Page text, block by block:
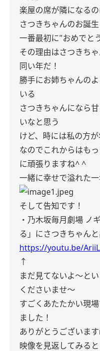
楽屋の席が隣になる
さつきちゃんのお誕生
一番最初に"おめでと
その理由はさつきち
同い年だ！
勝手にお姉ちゃんの
いる
さつきちゃんになら
いなと思う
けど、時には私の方
なのでこれからはも
に頑張りますね^ ^
一緒に幸せで溢れた
そして告知です！
・乃木坂毎月劇場 ノ
る」にさつきちゃん
https://youtu.be/
↑
まだ見てないよ〜と
くださいませ〜
すごくあたたかい現
ました！
ありがとうございま
映像を見返してみると